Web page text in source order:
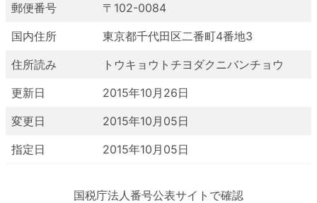
郵便番号
〒102-0084
国内住所
東京都千代田区二番町4番地3
住所読み
トウキョウトチヨダクニバンチョウ
更新日
2015年10月26日
変更日
2015年10月05日
指定日
2015年10月05日
国税庁法人番号公表サイトで確認